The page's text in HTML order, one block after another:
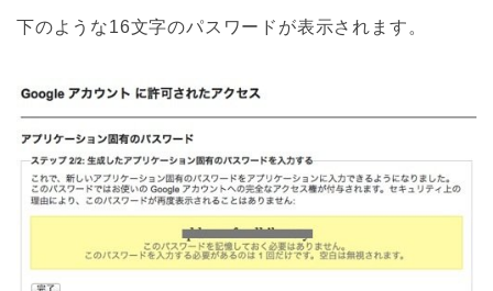
下のような16文字のパスワードが表示されます。